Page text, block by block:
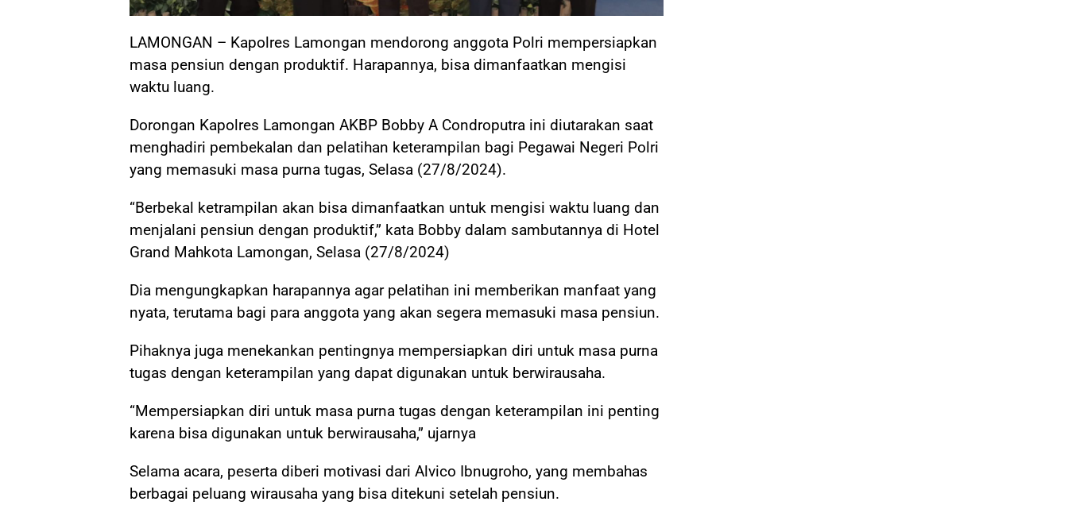
LAMONGAN – Kapolres Lamongan mendorong anggota Polri mempersiapkan
masa pensiun dengan produktif. Harapannya, bisa dimanfaatkan mengisi
waktu luang.
Dorongan Kapolres Lamongan AKBP Bobby A Condroputra ini diutarakan saat
menghadiri pembekalan dan pelatihan keterampilan bagi Pegawai Negeri Polri
yang memasuki masa purna tugas, Selasa (27/8/2024).
“Berbekal ketrampilan akan bisa dimanfaatkan untuk mengisi waktu luang dan
menjalani pensiun dengan produktif,” kata Bobby dalam sambutannya di Hotel
Grand Mahkota Lamongan, Selasa (27/8/2024)
Dia mengungkapkan harapannya agar pelatihan ini memberikan manfaat yang
nyata, terutama bagi para anggota yang akan segera memasuki masa pensiun.
Pihaknya juga menekankan pentingnya mempersiapkan diri untuk masa purna
tugas dengan keterampilan yang dapat digunakan untuk berwirausaha.
“Mempersiapkan diri untuk masa purna tugas dengan keterampilan ini penting
karena bisa digunakan untuk berwirausaha,” ujarnya
Selama acara, peserta diberi motivasi dari Alvico Ibnugroho, yang membahas
berbagai peluang wirausaha yang bisa ditekuni setelah pensiun.